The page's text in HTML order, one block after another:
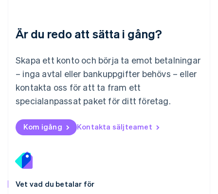
Är du redo att sätta i gång?
Skapa ett konto och börja ta emot betalningar
– inga avtal eller bankuppgifter behövs – eller
kontakta oss för att ta fram ett
specialanpassat paket för ditt företag.
Kom igång Kontakta säljteamet
Vet vad du betalar för
Nederländerna
Norge
English
Nya Zeeland
English
English
Português English
Rumänien
Schweiz
Deutsch
English简体中文